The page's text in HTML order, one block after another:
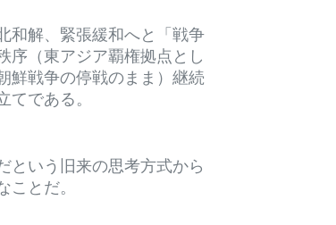
和解、緊張緩和へと「戦争
序（東アジア覇権拠点とし
鮮戦争の停戦のまま）継続
である。
という旧来の思考方式から
とだ。